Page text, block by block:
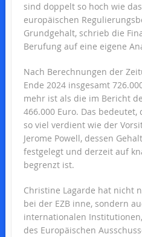
sind doppelt so hoch wie
europäischen
Grundgehalt, schrieb die
Berufung auf eine eigene
Nach Berechnungen der
Ende 2024 insgesamt
mehr ist als die im Bericht
466.000 Euro. Das
so viel verdient wie der
Jerome Powell, dessen
festgelegt und derzeit auf
begrenzt ist.
Christine Lagarde hat nicht
bei der EZB inne, sondern
internationalen
des Europäischen